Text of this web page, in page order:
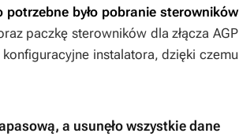
było pobranie sterowników
paczkę sterowników dla złącza AGP
instalatora, dzięki czemu
a usunęło wszystkie dane